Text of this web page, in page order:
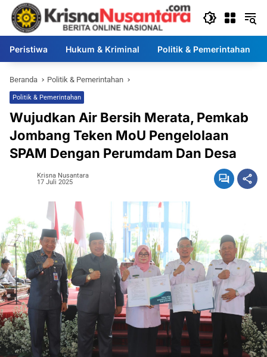
Langsung
konten
Peristiwa Hukum & Kriminal Politik & Pemerintahan
Beranda Politik & Pemerintahan
Politik & Pemerintahan
Wujudkan Air Bersih Merata, Pemkab
Jombang Teken MoU Pengelolaan
SPAM Dengan Perumdam Dan Desa
Krisna Nusantara
17 Juli 2025